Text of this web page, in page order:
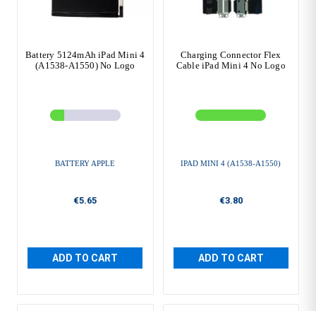
Battery 5124mAh iPad Mini 4
(A1538-A1550) No Logo
BATTERY APPLE
€5.65
ADD TO CART
Charging Connector Flex
Cable iPad Mini 4 No Logo
IPAD MINI 4 (A1538-A1550)
€3.80
ADD TO CART